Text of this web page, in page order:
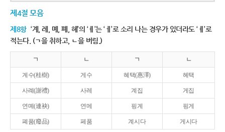
제4절 모음
제8항 ‘계, 례, 몌, 폐, 혜’의 ‘ㅖ’는 ‘ㅔ’로 소리 나는 경우가 있더라도 ‘ㅖ’로
적는다. (ㄱ을 취하고, ㄴ을 버림.)
ㄱ ㄴ ㄱ ㄴ
계수(桂樹) 게수 혜택(惠澤) 헤택
사례(謝禮) 사레 계집 게집
연몌(連袂) 연메 핑계 핑게
폐품(廢品) 페품 계시다 게시다